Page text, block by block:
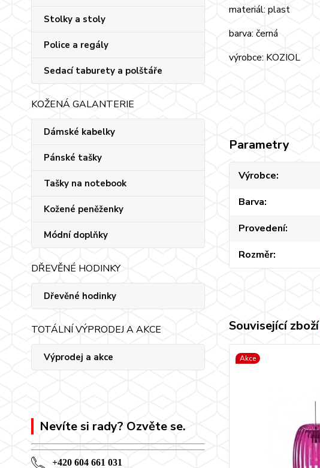
Stolky a stoly
Police a regály
Sedací taburety a polštáře
KOŽENÁ GALANTERIE
Dámské kabelky
Pánské tašky
Tašky na notebook
Kožené peněženky
Módní doplňky
DŘEVĚNÉ HODINKY
Dřevěné hodinky
TOTÁLNÍ VÝPRODEJ A AKCE
Výprodej a akce
Nevíte si rady? Ozvěte se.
+420 604 661 031
materiál: plast
barva: černá
výrobce: KOZIOL
Parametry
Výrobce
Barva
Provedení
Rozměr
Související zboží
Akce